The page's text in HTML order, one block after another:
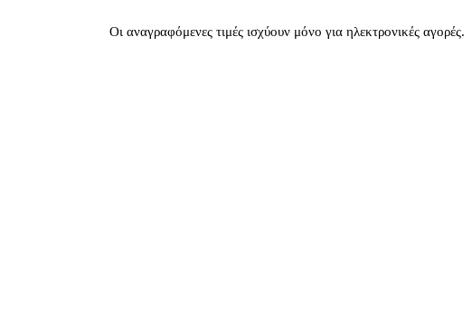
Οι αναγραφόμενες τιμές ισχύουν μόνο για ηλεκτρονικές αγορές.